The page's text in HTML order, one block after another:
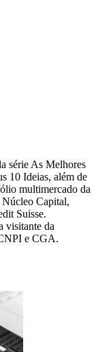
série As Melhores
10 Ideias, além de
multimercado da
Núcleo Capital,
Suisse.
visitante da
e CGA.